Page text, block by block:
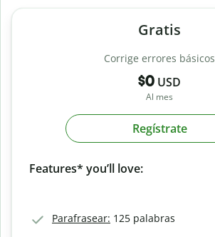
Gratis
Corrige errores básicos
$0 USD
Al mes
Regístrate
Features* you’ll love:
Parafrasear: 125 palabras